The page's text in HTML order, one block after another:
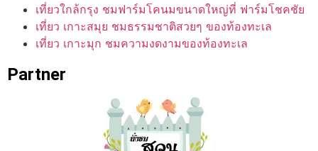
เที่ยวใกล้กรุง ชมฟาร์มโคนมขนาดใหญ่ที่ ฟาร์มโชคชัย
เที่ยว เกาะสมุย ชมธรรมชาติสวยๆ ของท้องทะเล
เที่ยว เกาะมุก ชมความงดงามของท้องทะเล
Partner